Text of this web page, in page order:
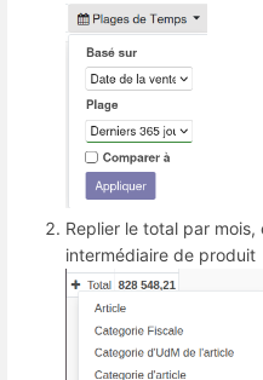
Replier le total par
intermédiaire de produit